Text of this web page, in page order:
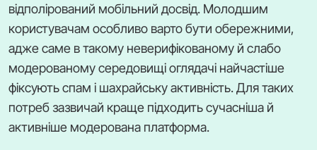
відполірований мобільний досвід. Молодшим
користувачам особливо варто бути обережними,
адже саме в такому неверифікованому й слабо
модерованому середовищі оглядачі найчастіше
фіксують спам і шахрайську активність. Для таких
потреб зазвичай краще підходить сучасніша й
активніше модерована платформа.